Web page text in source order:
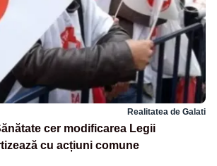
Realitatea de Galati
cer modificarea Legii
cu acțiuni comune